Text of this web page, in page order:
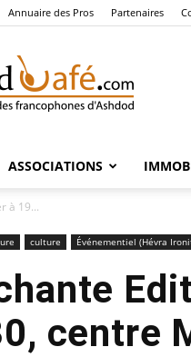
Annuaire des Pros Partenaires
Café
ASSOCIATIONS
à 19...
culture Événementiel (Hévra
centre